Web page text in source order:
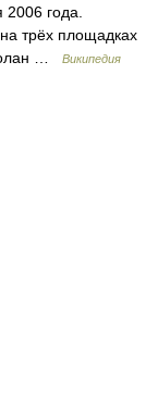
года.
трёх площадках
…
Википедия